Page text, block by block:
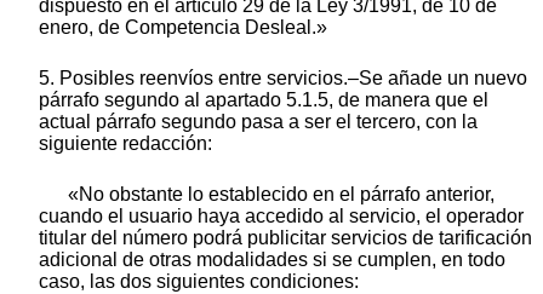
dispuesto en el artículo 29 de la Ley 3/1991, de 10 de
enero, de Competencia Desleal.»
5. Posibles reenvíos entre servicios.–Se añade un nuevo
párrafo segundo al apartado 5.1.5, de manera que el
actual párrafo segundo pasa a ser el tercero, con la
siguiente redacción:
«No obstante lo establecido en el párrafo anterior,
cuando el usuario haya accedido al servicio, el operador
titular del número podrá publicitar servicios de tarificación
adicional de otras modalidades si se cumplen, en todo
caso, las dos siguientes condiciones: